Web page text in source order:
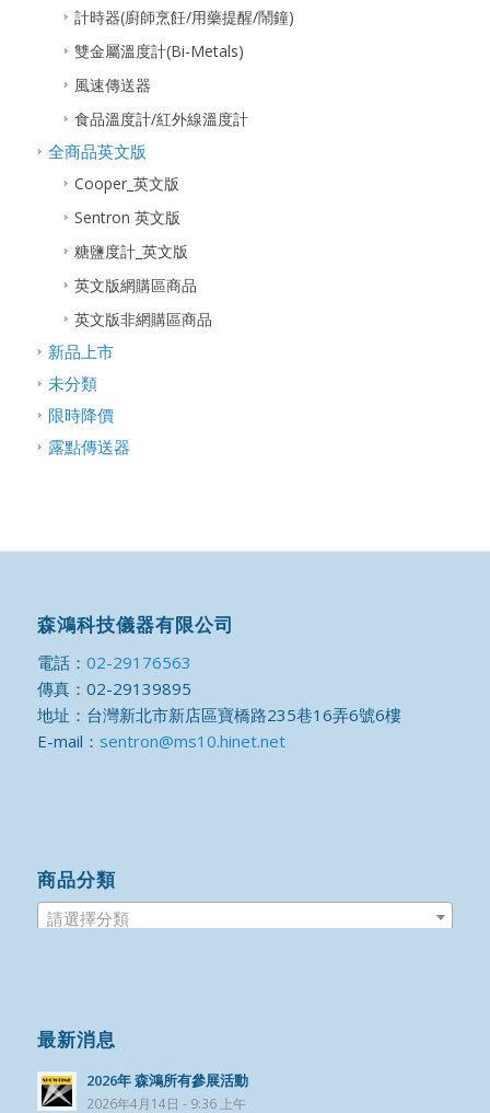
計時器(廚師烹飪/用藥提醒/鬧鐘)
雙金屬溫度計(Bi-Metals)
風速傳送器
食品溫度計/紅外線溫度計
全商品英文版
Cooper_英文版
Sentron 英文版
糖鹽度計_英文版
英文版網購區商品
英文版非網購區商品
新品上市
未分類
限時降價
露點傳送器
森鴻科技儀器有限公司
電話： 02-29176563
傳真：02-29139895
地址：台灣新北市新店區寶橋路235巷16弄6號6樓
E-mail： sentron@ms10.hinet.net
商品分類
請選擇分類
最新消息
2026年 森鴻所有參展活動
2026年4月14日 - 9:36 上午